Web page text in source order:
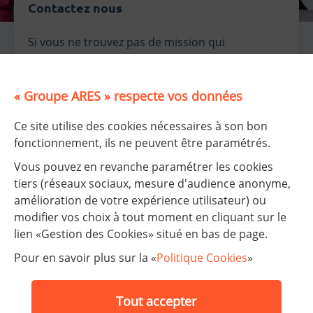
Contactez nous
Si vous ne trouvez pas de mission qui
Cliquez ici pour obtenir notre mail !
Nos établissements
FAQ
« Groupe ARES » respecte vos données
Ce site utilise des cookies nécessaires à son bon
fonctionnement, ils ne peuvent être paramétrés.
Vous pouvez en revanche paramétrer les cookies
tiers (réseaux sociaux, mesure d'audience anonyme,
amélioration de votre expérience utilisateur) ou
modifier vos choix à tout moment en cliquant sur le
lien «Gestion des Cookies» situé en bas de page.
Pour en savoir plus sur la «Politique Cookies»
Tout accepter